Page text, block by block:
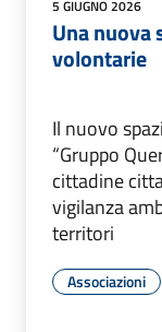
5 GIUGNO 2026
Una nuova
volontarie
Il nuovo
“Gruppo
cittadine
vigilanza
territori
Associazioni